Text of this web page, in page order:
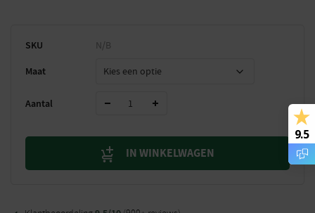
SKU N/B
Maat
Aantal
IN WINKELWAGEN
9.5